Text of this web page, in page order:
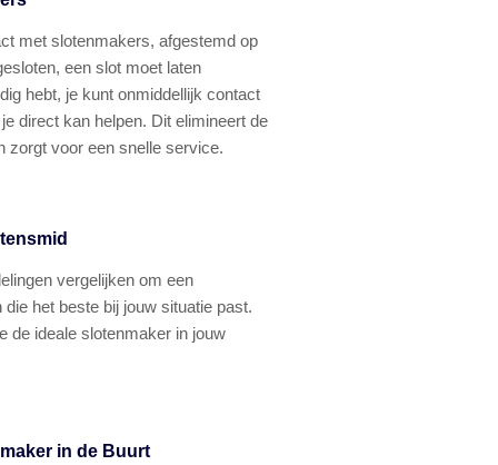
met slotenmakers, afgestemd op
een slot moet laten
hebt, je kunt onmiddellijk contact
direct kan helpen. Dit elimineert de
zorgt voor een snelle service.
vergelijken om een
het beste bij jouw situatie past.
de ideale slotenmaker in jouw
in de Buurt